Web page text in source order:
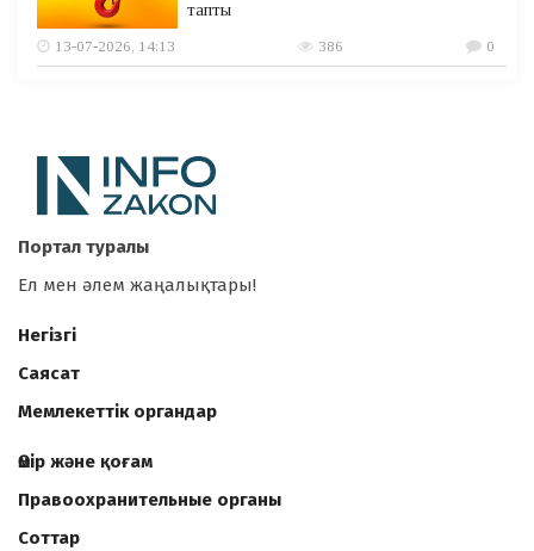
тапты
13-07-2026, 14:13
386 0
Портал туралы
Ел мен әлем жаңалықтары!
Негізгі
Саясат
Мемлекеттік органдар
Өмір және қоғам
Правоохранительные органы
Соттар